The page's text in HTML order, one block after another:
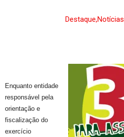
Destaque,Notícias
Enquanto entidade
responsável pela
orientação e
fiscalização do
exercício